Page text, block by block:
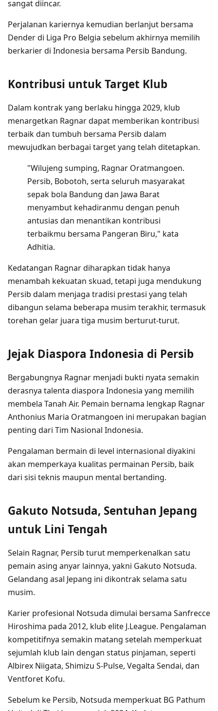
sangat diincar.
Perjalanan kariernya kemudian berlanjut bersama
Dender di Liga Pro Belgia sebelum akhirnya memilih
berkarier di Indonesia bersama Persib Bandung.
Kontribusi untuk Target Klub
Dalam kontrak yang berlaku hingga 2029, klub
menargetkan Ragnar dapat memberikan kontribusi
terbaik dan tumbuh bersama Persib dalam
mewujudkan berbagai target yang telah ditetapkan.
"Wilujeng sumping, Ragnar Oratmangoen.
Persib, Bobotoh, serta seluruh masyarakat
sepak bola Bandung dan Jawa Barat
menyambut kehadiranmu dengan penuh
antusias dan menantikan kontribusi
terbaikmu bersama Pangeran Biru," kata
Adhitia.
Kedatangan Ragnar diharapkan tidak hanya
menambah kekuatan skuad, tetapi juga mendukung
Persib dalam menjaga tradisi prestasi yang telah
dibangun selama beberapa musim terakhir, termasuk
torehan gelar juara tiga musim berturut-turut.
Jejak Diaspora Indonesia di Persib
Bergabungnya Ragnar menjadi bukti nyata semakin
derasnya talenta diaspora Indonesia yang memilih
membela Tanah Air. Pemain bernama lengkap Ragnar
Anthonius Maria Oratmangoen ini merupakan bagian
penting dari Tim Nasional Indonesia.
Pengalaman bermain di level internasional diyakini
akan memperkaya kualitas permainan Persib, baik
dari sisi teknis maupun mental bertanding.
Gakuto Notsuda, Sentuhan Jepang
untuk Lini Tengah
Selain Ragnar, Persib turut memperkenalkan satu
pemain asing anyar lainnya, yakni Gakuto Notsuda.
Gelandang asal Jepang ini dikontrak selama satu
musim.
Karier profesional Notsuda dimulai bersama Sanfrecce
Hiroshima pada 2012, klub elite J.League. Pengalaman
kompetitifnya semakin matang setelah memperkuat
sejumlah klub lain dengan status pinjaman, seperti
Albirex Niigata, Shimizu S-Pulse, Vegalta Sendai, dan
Ventforet Kofu.
Sebelum ke Persib, Notsuda memperkuat BG Pathum